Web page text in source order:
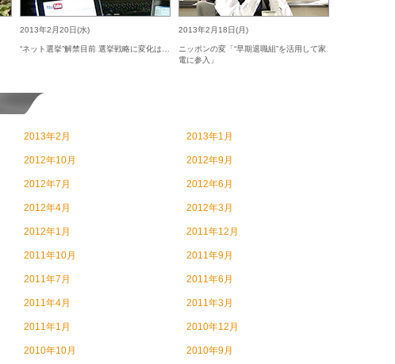
2013年2月20日(水)
“ネット選挙”解禁目前 選挙戦略に変化は…
2013年2月18日(月)
ニッポンの変「“早期退職組”を活用して家
電に参入」
2013年2月 2013年1月
2012年10月 2012年9月
2012年7月 2012年6月
2012年4月 2012年3月
2012年1月 2011年12月
2011年10月 2011年9月
2011年7月 2011年6月
2011年4月 2011年3月
2011年1月 2010年12月
2010年10月 2010年9月